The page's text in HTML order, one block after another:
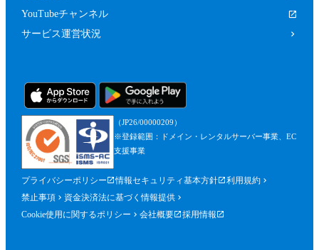
YouTubeチャンネル
サービス運営状況
（JP26/00000209）
※登録範囲：ドメイン・レンタルサーバー事業、EC
支援事業
プライバシーポリシー 情報セキュリティ基本方針
利用規約
禁止事項
資金決済法に基づく情報提供
Cookie使用に関するポリシー
会社概要 採用情報